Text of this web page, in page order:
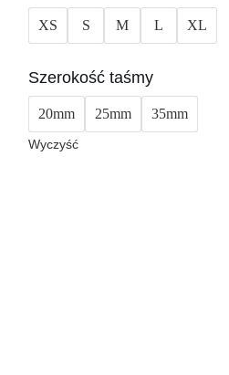
XS S M L XL
Szerokość taśmy
20mm 25mm 35mm
Wyczyść